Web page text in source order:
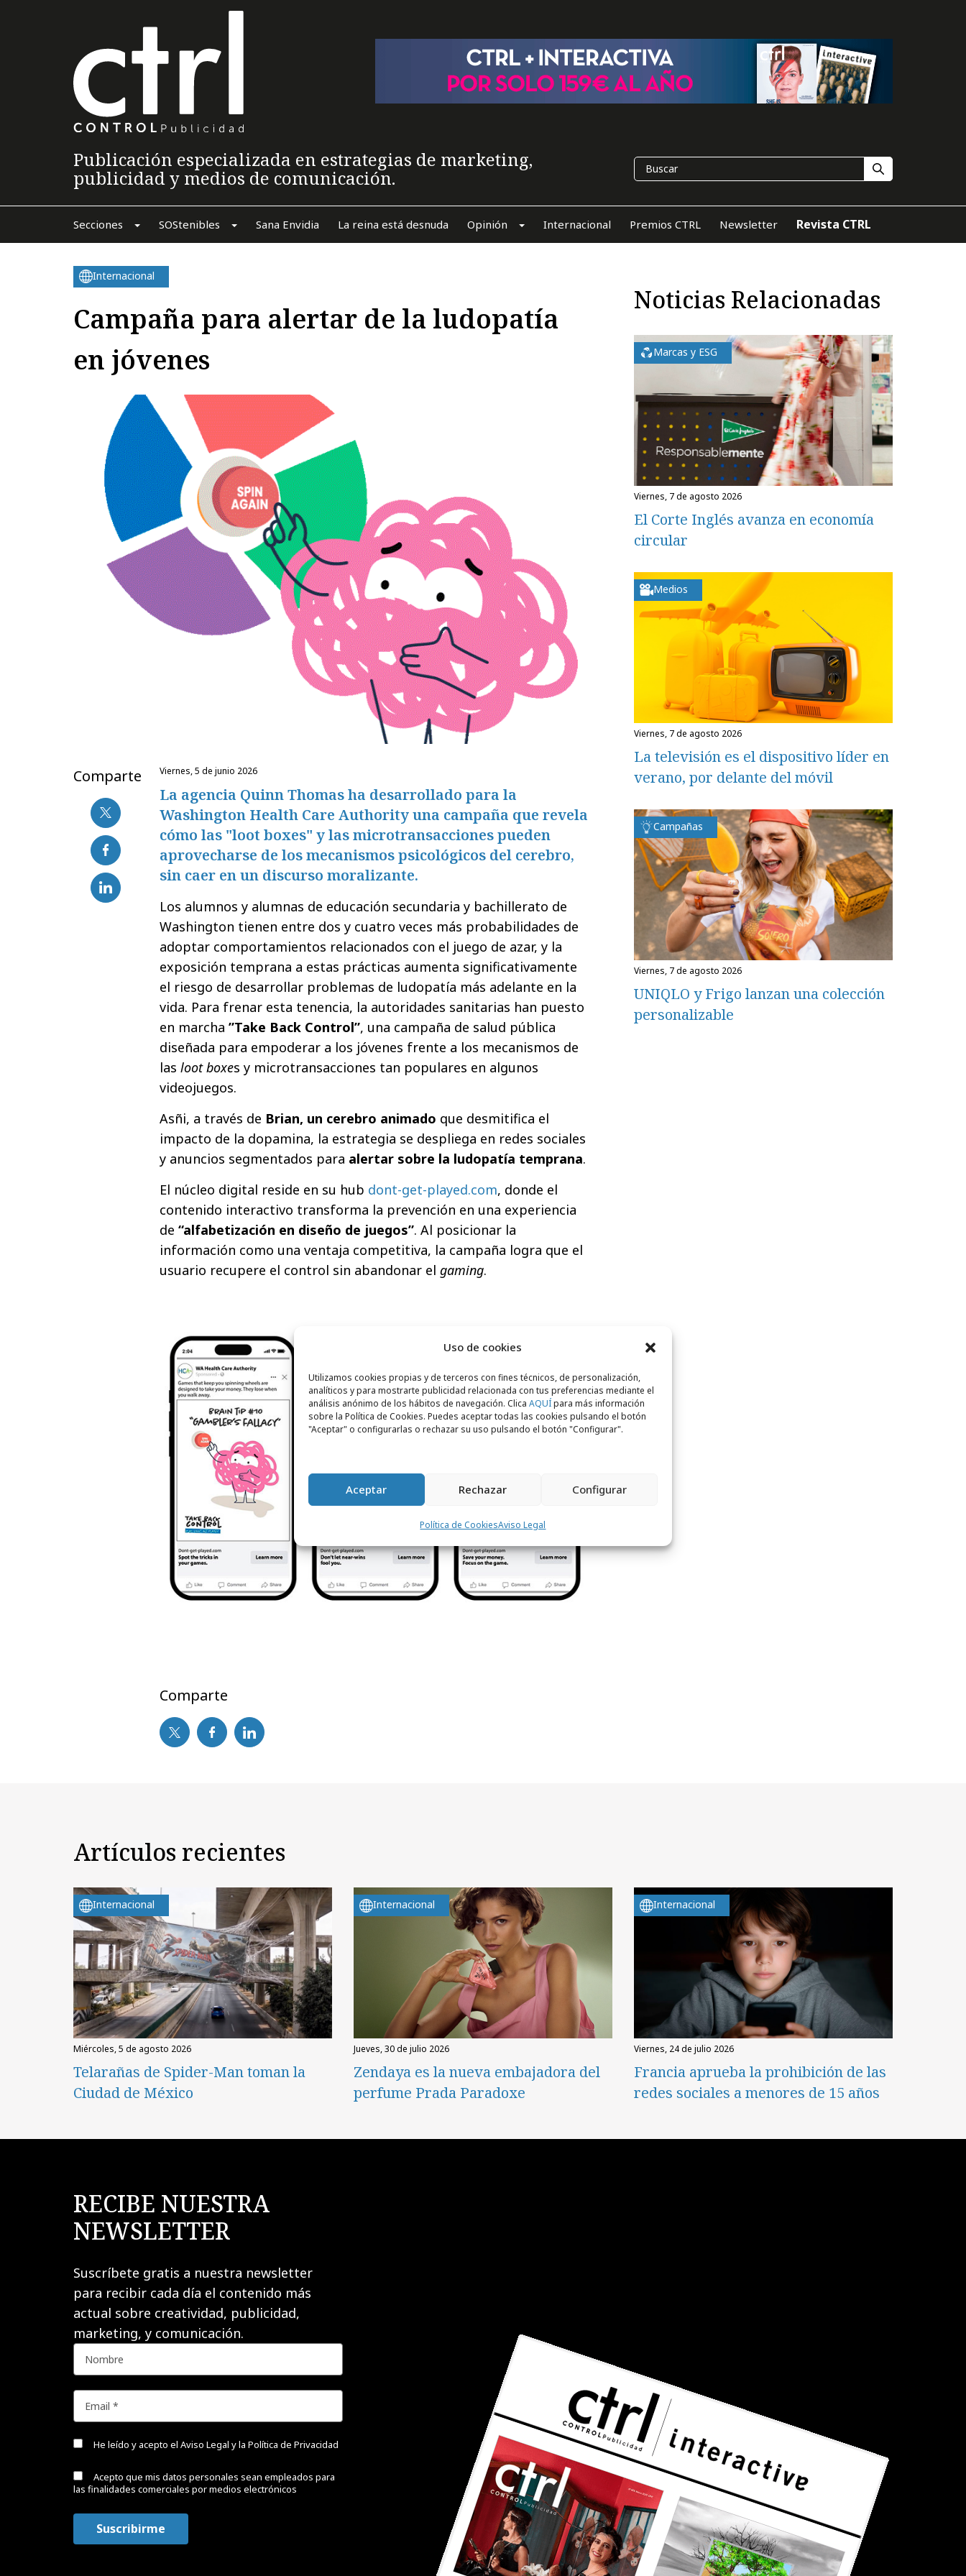
Uso de cookies
Utilizamos cookies propias y de terceros con fines técnicos, de personalización,
analíticos y para mostrarte publicidad relacionada con tus preferencias mediante el
análisis anónimo de los hábitos de navegación. Clica AQUÍpara más información
sobre la Política de Cookies. Puedes aceptar todas las cookies pulsando el botón
"Aceptar" o configurarlas o rechazar su uso pulsando el botón "Configurar".
Aceptar Rechazar Configurar
Política de CookiesAviso Legal
Publicación especializada en estrategias de marketing,
publicidad y medios de comunicación.
Secciones SOStenibles Sana Envidia La reina está desnuda Opinión Internacional Premios CTRL Newsletter Revista CTRL
Internacional
Campaña para alertar de la ludopatía
en jóvenes
Comparte viernes, 5 de junio 2026
La agencia Quinn Thomas ha desarrollado para la
Washington Health Care Authority una campaña que revela
cómo las "loot boxes" y las microtransacciones pueden
aprovecharse de los mecanismos psicológicos del cerebro,
sin caer en un discurso moralizante.
Los alumnos y alumnas de educación secundaria y bachillerato de
Washington tienen entre dos y cuatro veces más probabilidades de
adoptar comportamientos relacionados con el juego de azar, y la
exposición temprana a estas prácticas aumenta significativamente
el riesgo de desarrollar problemas de ludopatía más adelante en la
vida. Para frenar esta tenencia, la autoridades sanitarias han puesto
en marcha ”Take Back Control”, una campaña de salud pública
diseñada para empoderar a los jóvenes frente a los mecanismos de
las loot boxes y microtransacciones tan populares en algunos
videojuegos.
Asñi, a través de Brian, un cerebro animado que desmitifica el
impacto de la dopamina, la estrategia se despliega en redes sociales
y anuncios segmentados para alertar sobre la ludopatía temprana.
El núcleo digital reside en su hub dont-get-played.com, donde el
contenido interactivo transforma la prevención en una experiencia
de “alfabetización en diseño de juegos”. Al posicionar la
información como una ventaja competitiva, la campaña logra que el
usuario recupere el control sin abandonar el gaming.
Comparte
Noticias Relacionadas
Marcas y ESG
viernes, 7 de agosto 2026
El Corte Inglés avanza en economía
circular
Medios
viernes, 7 de agosto 2026
La televisión es el dispositivo líder en
verano, por delante del móvil
Campañas
viernes, 7 de agosto 2026
UNIQLO y Frigo lanzan una colección
personalizable
Artículos recientes
Internacional
miércoles, 5 de agosto 2026
Telarañas de Spider-Man toman la
Ciudad de México
Internacional
jueves, 30 de julio 2026
Zendaya es la nueva embajadora del
perfume Prada Paradoxe
Internacional
viernes, 24 de julio 2026
Francia aprueba la prohibición de las
redes sociales a menores de 15 años
RECIBE NUESTRA
NEWSLETTER
Suscríbete gratis a nuestra newsletter
para recibir cada día el contenido más
actual sobre creatividad, publicidad,
marketing, y comunicación.
He leído y acepto el Aviso Legal y la Política de Privacidad
Acepto que mis datos personales sean empleados para
las finalidades comerciales por medios electrónicos